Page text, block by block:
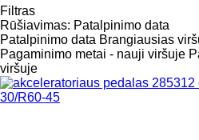
Filtras
Rūšiavimas: Patalpinimo data
Patalpinimo data Brangiausias
Pagaminimo metai - nauji viršuje
viršuje